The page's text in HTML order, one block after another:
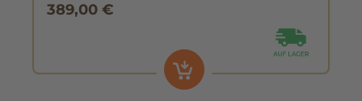
389,00 €